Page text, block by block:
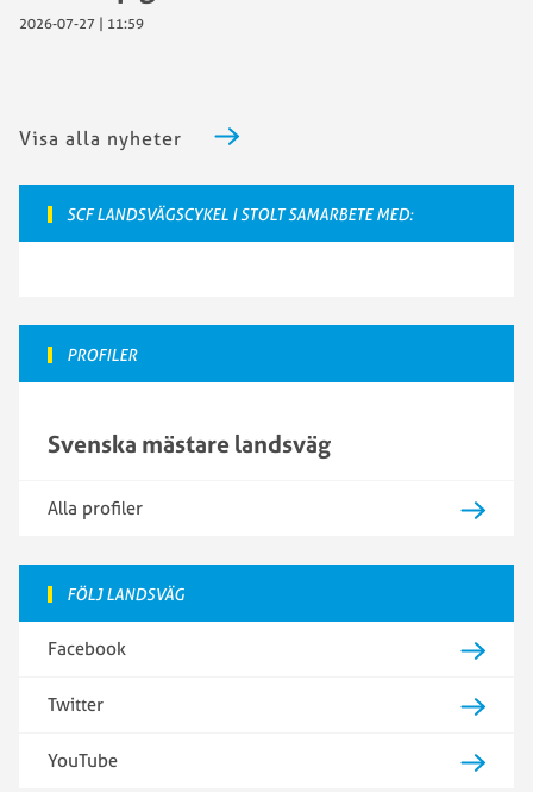
2026-07-27 | 11:59
Visa alla nyheter
SCF LANDSVÄGSCYKEL I STOLT SAMARBETE MED:
PROFILER
Svenska mästare landsväg
Alla profiler
FÖLJ LANDSVÄG
Facebook
Twitter
YouTube